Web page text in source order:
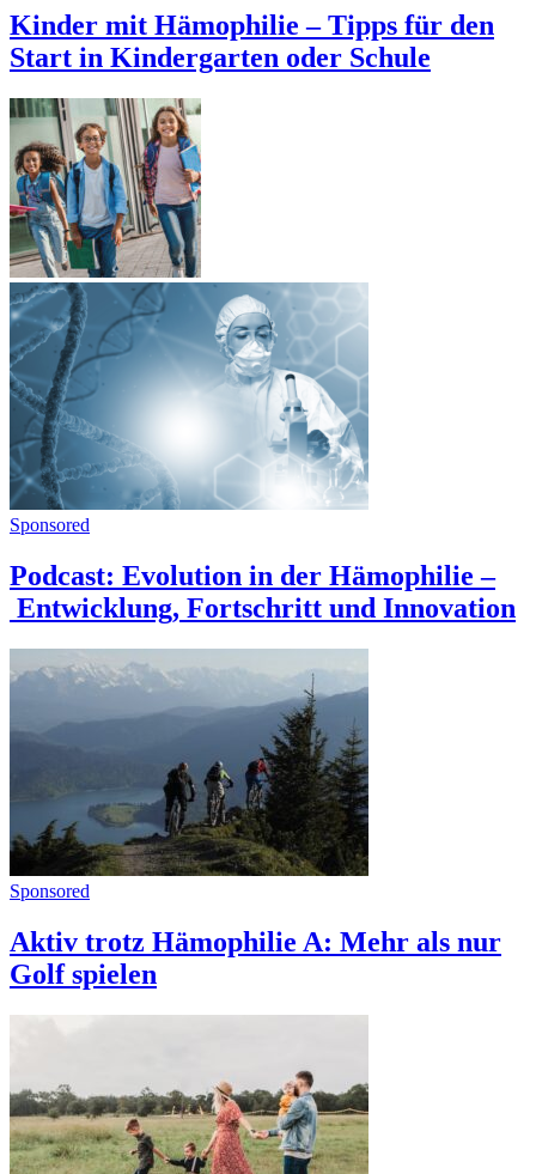
Kinder mit Hämophilie – Tipps für den
Start in Kindergarten oder Schule
Sponsored
Podcast: Evolution in der Hämophilie –
Entwicklung, Fortschritt und Innovation
Sponsored
Aktiv trotz Hämophilie A: Mehr als nur
Golf spielen